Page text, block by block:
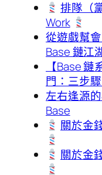
排隊（
Work
從遊戲幫
Base 鏈江
【Base
門：三步
左右逢源
Base
關於金
關於金